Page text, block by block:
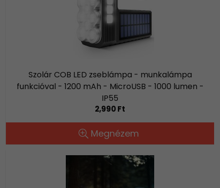
Szolár COB LED zseblámpa - munkalámpa
funkcióval - 1200 mAh - MicroUSB - 1000 lumen -
IP55
2,990 Ft
Megnézem